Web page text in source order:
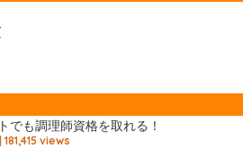
でも調理師資格を取れる！
| 181,415 views